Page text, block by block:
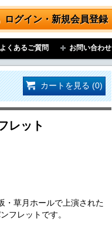
ログイン・新規会員登録
よくあるご質問 お問い合わせ
カートを見る (0)
レット
・草月ホールで上演された
フレットです。